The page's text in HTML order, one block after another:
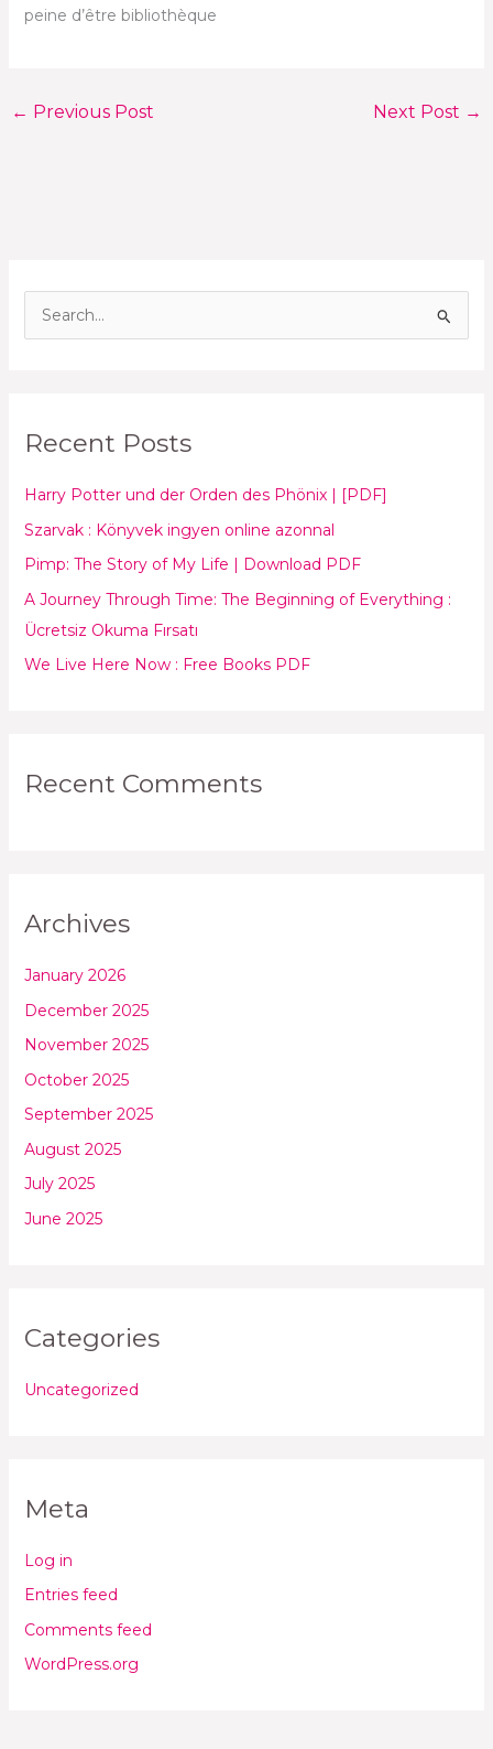
c
f
o
r
:
Recent Posts
Harry Potter und der Orden des Phönix | [PDF]
Szarvak : Könyvek ingyen online azonnal
Pimp: The Story of My Life | Download PDF
A Journey Through Time: The Beginning of Everything :
Ücretsiz Okuma Fırsatı
We Live Here Now : Free Books PDF
Recent Comments
Archives
January 2026
December 2025
November 2025
October 2025
September 2025
August 2025
July 2025
June 2025
Categories
Uncategorized
Meta
Log in
Entries feed
Comments feed
WordPress.org
peine d’être bibliothèque
← Previous Post Next Post →